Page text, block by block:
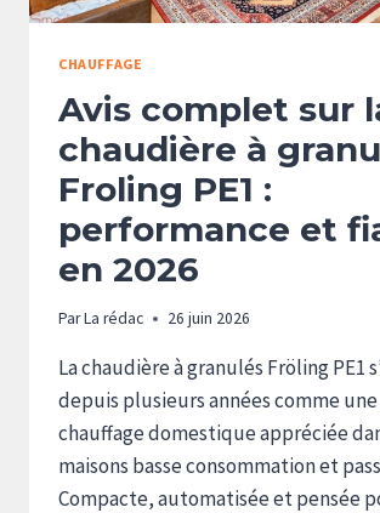
CHAUFFAGE
Avis complet sur
chaudière à
Froling PE1 :
performance et
en 2026
ParLa rédac 26 juin 2026
La chaudière à granulés Fröling PE1
depuis plusieurs années comme
chauffage domestique appréciée
maisons basse consommation et
Compacte, automatisée et pensée